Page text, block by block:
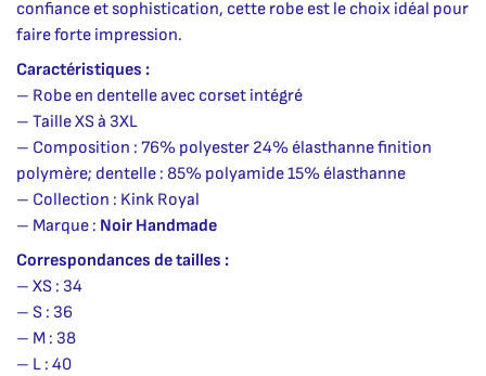
confiance et sophistication, cette robe est le choix idéal pour
faire forte impression.
Caractéristiques :
– Robe en dentelle avec corset intégré
– Taille XS à 3XL
– Composition : 76% polyester 24% élasthanne finition
polymère; dentelle : 85% polyamide 15% élasthanne
– Collection : Kink Royal
– Marque : Noir Handmade
Correspondances de tailles :
– XS : 34
– S : 36
– M : 38
– L : 40